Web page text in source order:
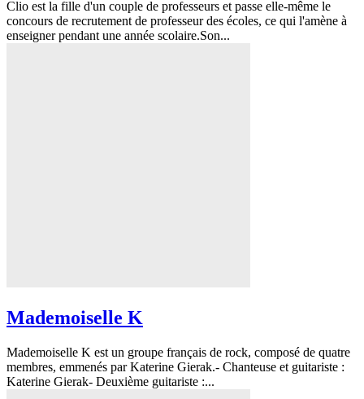
Clio est la fille d'un couple de professeurs et passe elle-même le
concours de recrutement de professeur des écoles, ce qui l'amène à
enseigner pendant une année scolaire.Son...
Mademoiselle K
Mademoiselle K est un groupe français de rock, composé de quatre
membres, emmenés par Katerine Gierak.- Chanteuse et guitariste :
Katerine Gierak- Deuxième guitariste :...